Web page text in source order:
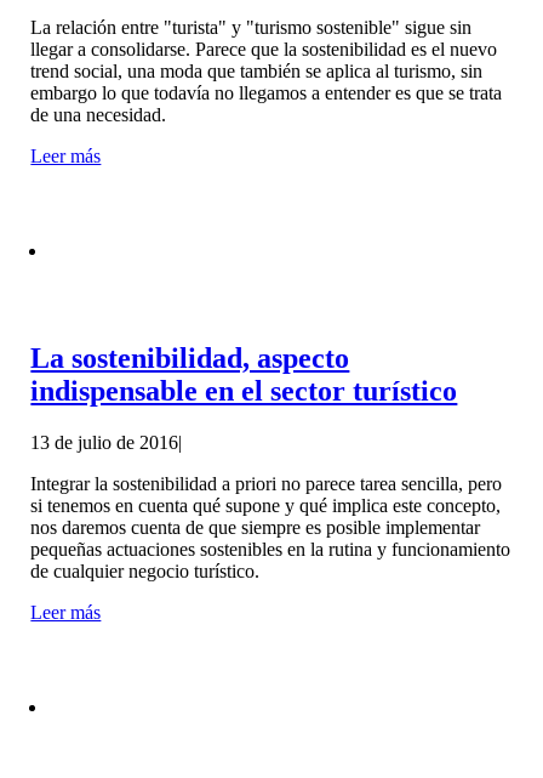
La relación entre "turista" y "turismo sostenible" sigue sin
llegar a consolidarse. Parece que la sostenibilidad es el nuevo
trend social, una moda que también se aplica al turismo, sin
embargo lo que todavía no llegamos a entender es que se trata
de una necesidad.
Leer más
La sostenibilidad, aspecto
indispensable en el sector turístico
13 de julio de 2016|
Integrar la sostenibilidad a priori no parece tarea sencilla, pero
si tenemos en cuenta qué supone y qué implica este concepto,
nos daremos cuenta de que siempre es posible implementar
pequeñas actuaciones sostenibles en la rutina y funcionamiento
de cualquier negocio turístico.
Leer más